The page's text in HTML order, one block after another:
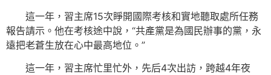
這一年，習主席15次睜開國際考核和實地聽取處所任務
報告請示。他在考核途中說，“共產黨是為國民辦事的黨，永
遠把老蒼生放在心中最高地位。”
這一年，習主席忙里忙外，先后4次出訪，跨越4年夜